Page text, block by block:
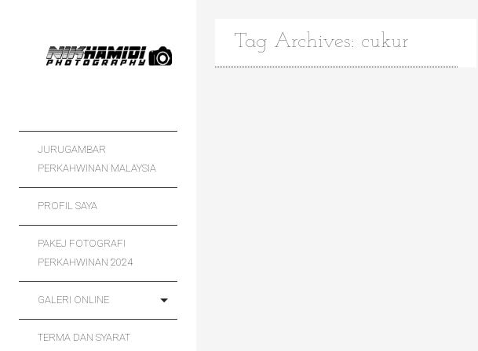
JURUGAMBAR
PERKAHWINAN MALAYSIA
PROFIL SAYA
PAKEJ FOTOGRAFI
PERKAHWINAN 2024
GALERI ONLINE
TERMA DAN SYARAT
Tag Archives: cukur